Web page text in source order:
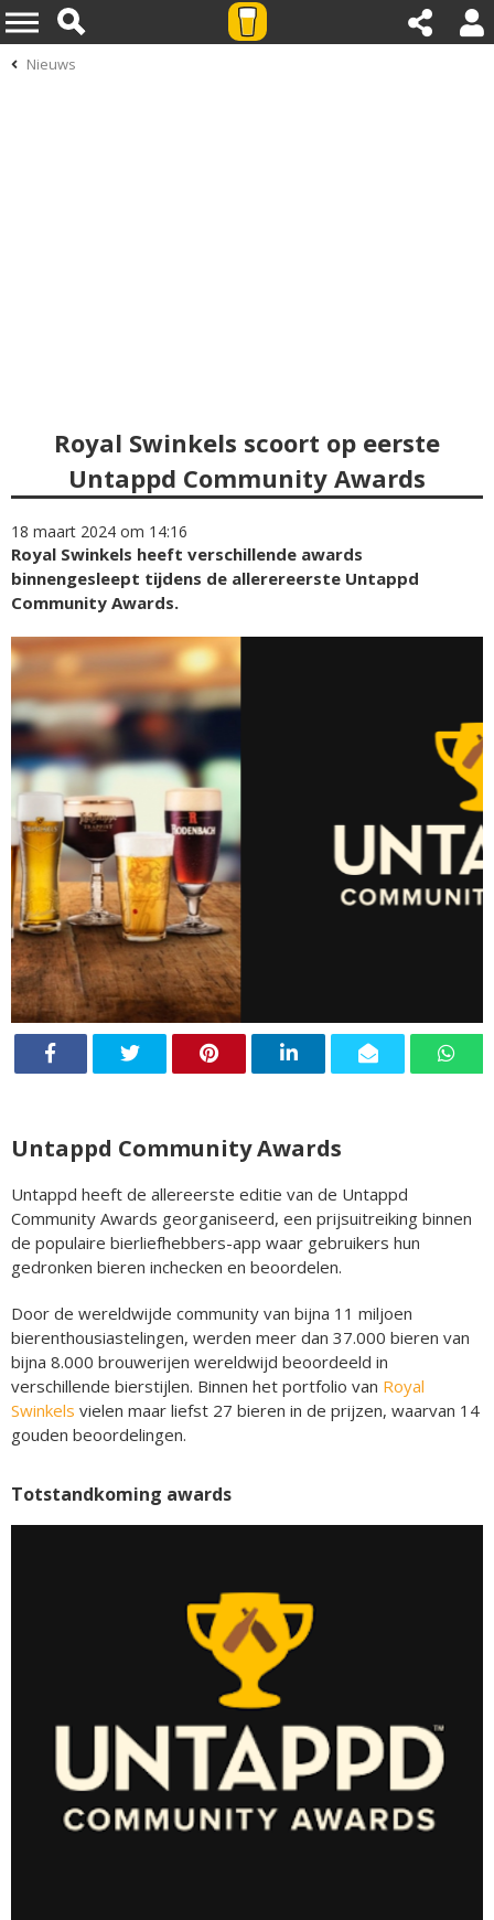
Nieuws
Royal Swinkels scoort op eerste
Untappd Community Awards
18 maart 2024 om 14:16
Royal Swinkels heeft verschillende awards
binnengesleept tijdens de allerereerste Untappd
Community Awards.
Untappd Community Awards
Untappd heeft de allereerste editie van de Untappd
Community Awards georganiseerd, een prijsuitreiking binnen
de populaire bierliefhebbers-app waar gebruikers hun
gedronken bieren inchecken en beoordelen.
Door de wereldwijde community van bijna 11 miljoen
bierenthousiastelingen, werden meer dan 37.000 bieren van
bijna 8.000 brouwerijen wereldwijd beoordeeld in
verschillende bierstijlen. Binnen het portfolio van Royal
Swinkels vielen maar liefst 27 bieren in de prijzen, waarvan 14
gouden beoordelingen.
Totstandkoming awards